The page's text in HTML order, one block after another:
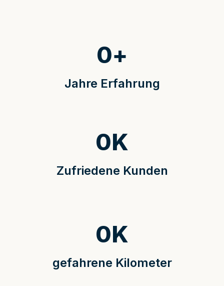
Jahre Erfahrung
0+
Zufriedene Kunden
0K
gefahrene Kilometer
0K